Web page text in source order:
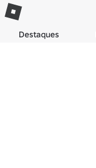
Destaques